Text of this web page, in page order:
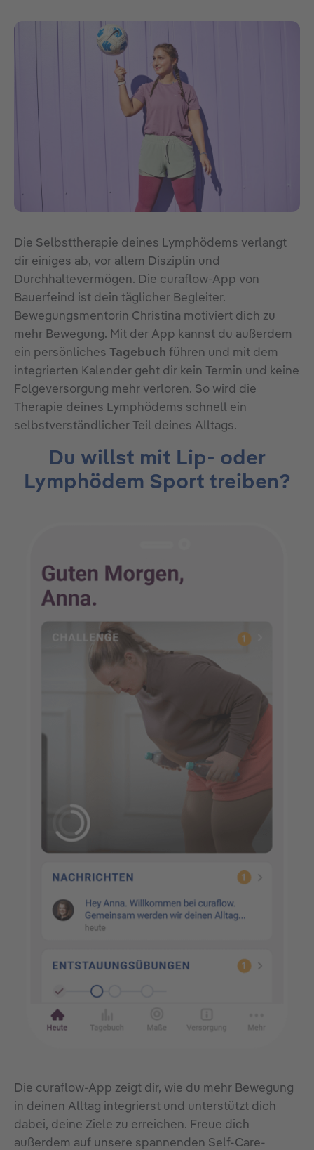
Die Selbsttherapie deines Lymphödems verlangt
dir einiges ab, vor allem Disziplin und
Durchhaltevermögen. Die curaflow-App von
Bauerfeind ist dein täglicher Begleiter.
Bewegungsmentorin Christina motiviert dich zu
mehr Bewegung. Mit der App kannst du außerdem
ein persönliches Tagebuch führen und mit dem
integrierten Kalender geht dir kein Termin und keine
Folgeversorgung mehr verloren. So wird die
Therapie deines Lymphödems schnell ein
selbstverständlicher Teil deines Alltags.
Du willst mit Lip- oder
Lymphödem Sport treiben?
Die curaflow-App zeigt dir, wie du mehr Bewegung
in deinen Alltag integrierst und unterstützt dich
dabei, deine Ziele zu erreichen. Freue dich
außerdem auf unsere spannenden Self-Care-